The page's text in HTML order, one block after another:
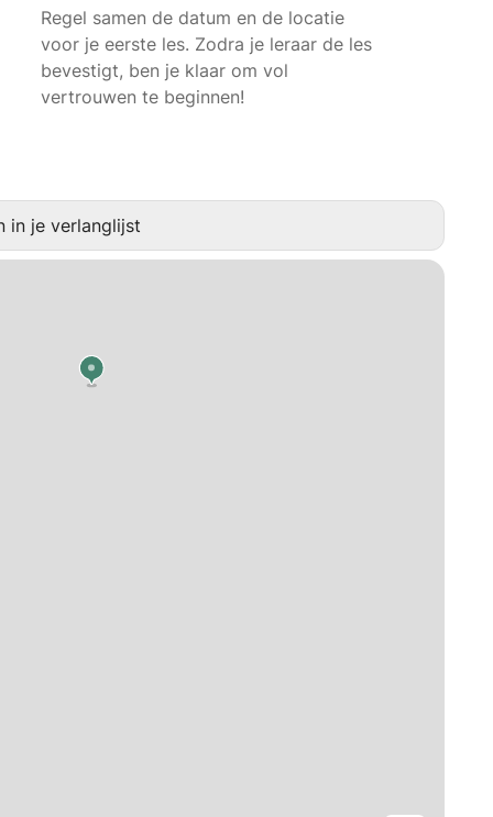
Regel samen de datum en de locatie
voor je eerste les. Zodra je leraar de les
bevestigt, ben je klaar om vol
vertrouwen te beginnen!
in je verlanglijst